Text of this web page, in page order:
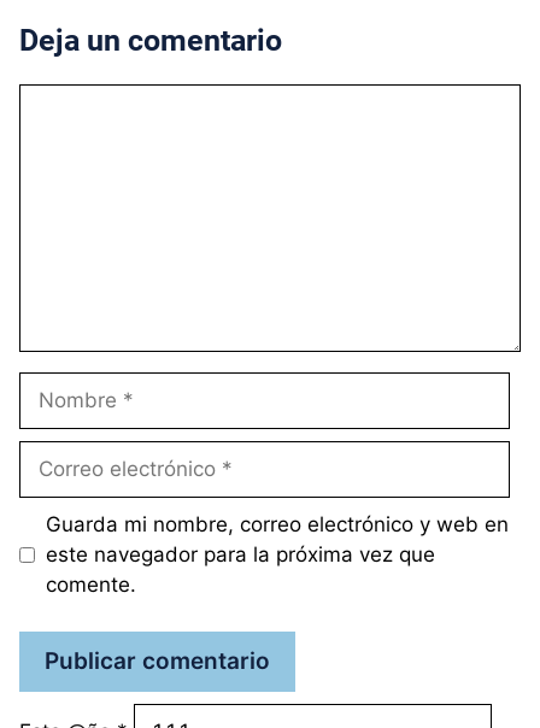
Deja un comentario
Nombre
Correo
Guarda mi nombre, correo electrónico y web en
este navegador para la próxima vez que
comente.